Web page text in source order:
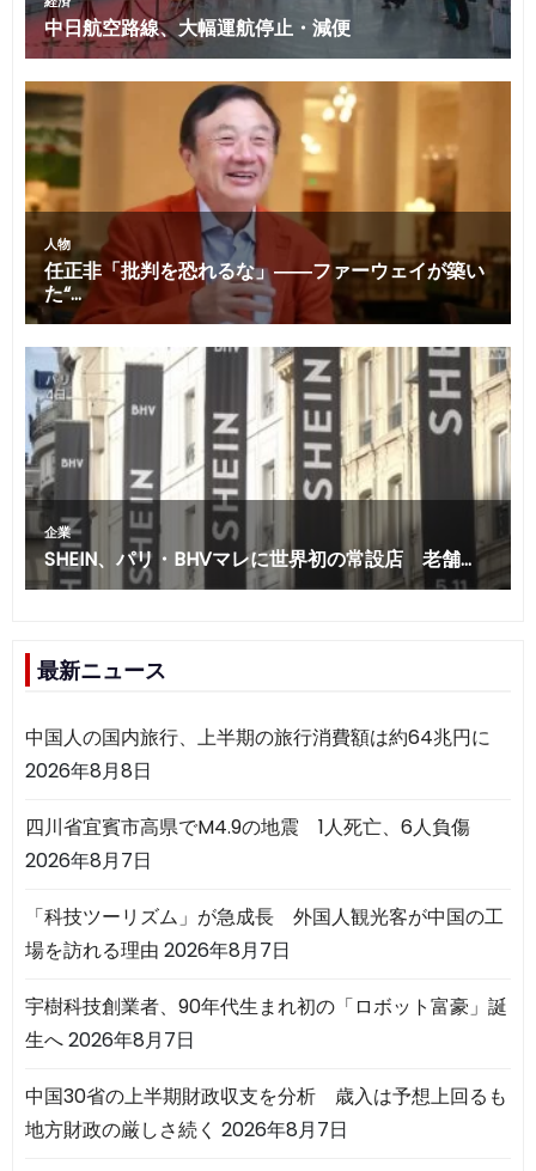
最新ニュース
中国人の国内旅行、上半期の旅行消費額は約64兆円に
2026年8月8日
四川省宜賓市高県でM4.9の地震 1人死亡、6人負傷
2026年8月7日
「科技ツーリズム」が急成長 外国人観光客が中国の工
場を訪れる理由 2026年8月7日
宇樹科技創業者、90年代生まれ初の「ロボット富豪」誕
生へ2026年8月7日
中国30省の上半期財政収支を分析 歳入は予想上回るも
地方財政の厳しさ続く 2026年8月7日